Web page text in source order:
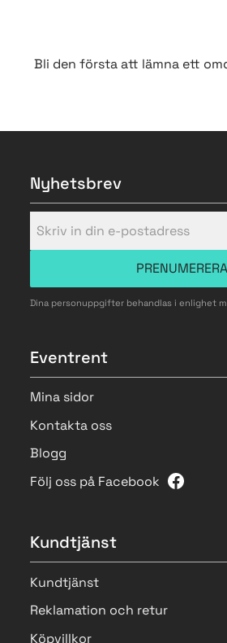
Bli den första att lämna ett
Nyhetsbrev
PRENUMERERA
Dina personuppgifter behandlas i enlighet
Eventrent
Mina sidor
Kontakta oss
Blogg
Följ oss på Facebook
Kundtjänst
Kundtjänst
Reklamation och retur
Köpvillkor